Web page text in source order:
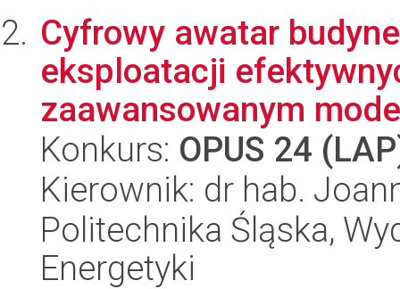
Cyfrowy awatar
eksploatacji
zaawansowanym
Konkurs: OPUS 24
Kierownik: dr hab.
Politechnika Śląska,
Energetyki